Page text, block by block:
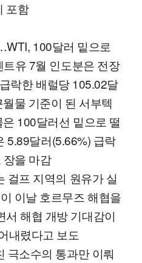
포함
100달러 밑으로
유 7월 인도분은 전장
락한 배럴당 105.02달
물 기준이 된 서부텍
100달러선 밑으로 떨
5.89달러(5.66%) 급락
을 마감
걸프 지역의 원유가 실
이날 호르무즈 해협을
서 해협 개방 기대감이
내렸다고 보도
극소수의 통과만 이뤄